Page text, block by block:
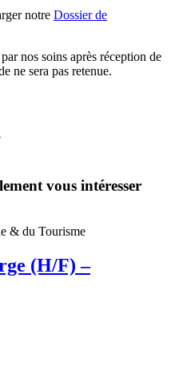
notre Dossier de
nos soins après réception de
ne sera pas retenue.
vous intéresser
& du Tourisme
(H/F) –